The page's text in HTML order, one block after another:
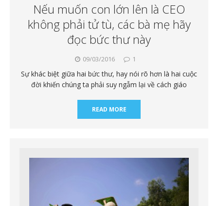
Nếu muốn con lớn lên là CEO
không phải tử tù, các bà mẹ hãy
đọc bức thư này
09/03/2016 1
Sự khác biệt giữa hai bức thư, hay nói rõ hơn là hai cuộc
đời khiến chúng ta phải suy ngẫm lại về cách giáo
READ MORE